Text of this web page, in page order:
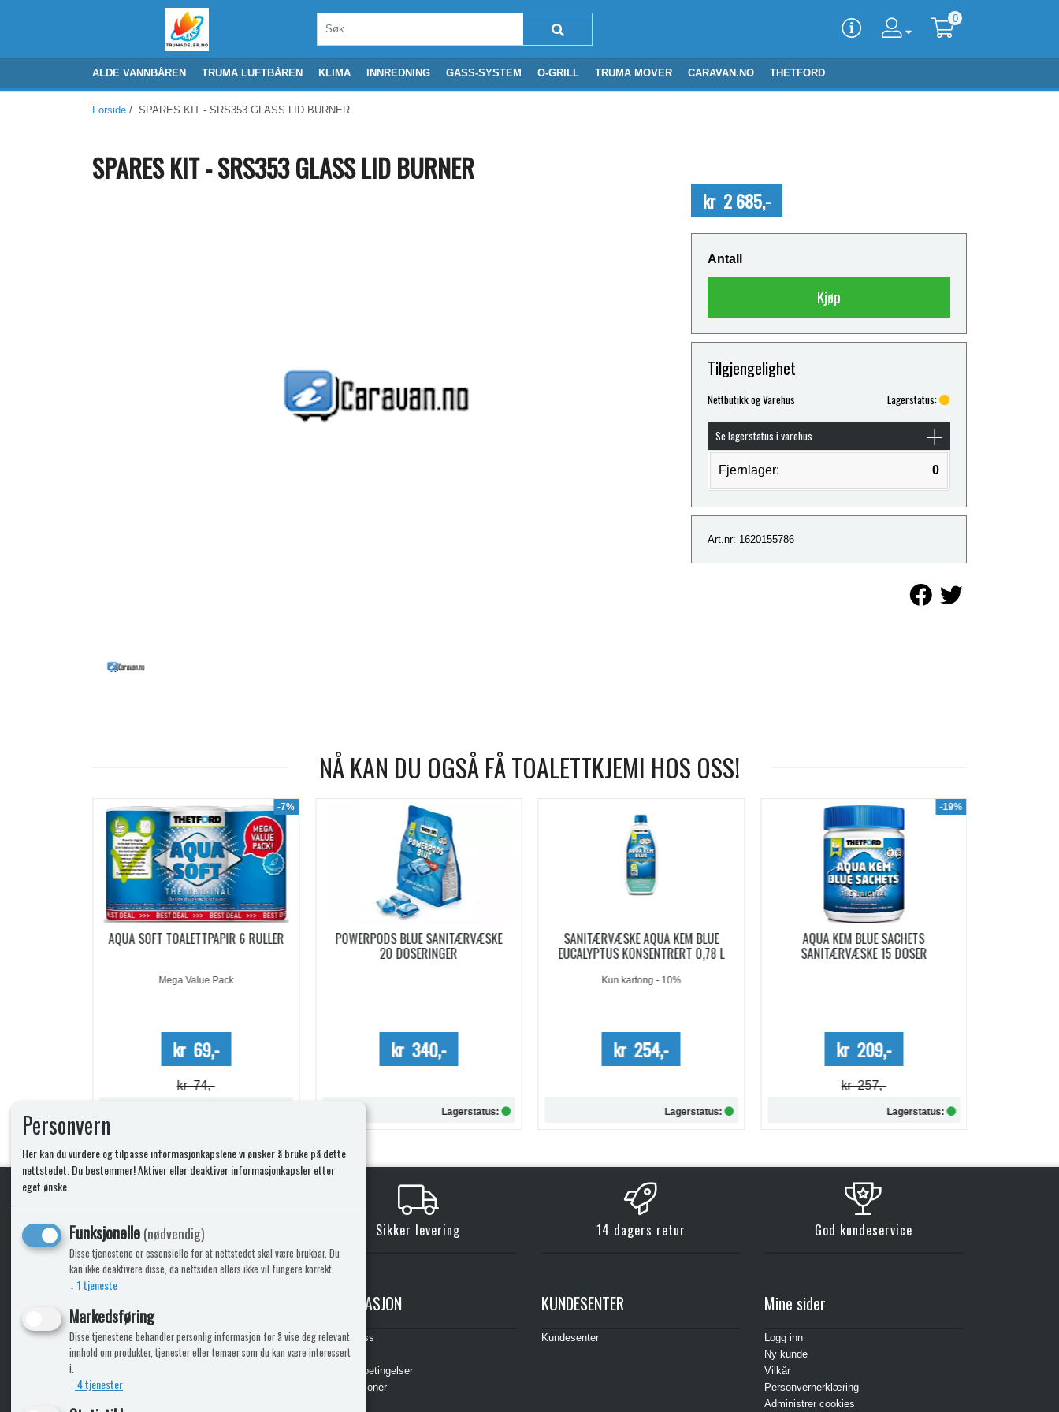
0
ALDE VANNBÅREN TRUMA LUFTBÅREN KLIMA INNREDNING GASS-SYSTEM O-GRILL TRUMA MOVER CARAVAN.NO THETFORD
Forside / SPARES KIT - SRS353 GLASS LID BURNER
SPARES KIT - SRS353 GLASS LID BURNER
kr 2 685,-
Antall
Kjøp
Tilgjengelighet
Nettbutikk og Varehus Lagerstatus:
Se lagerstatus i varehus
Fjernlager: 0
Art.nr: 1620155786
NÅ KAN DU OGSÅ FÅ TOALETTKJEMI HOS OSS!
-7%
AQUA SOFT TOALETTPAPIR 6 RULLER
Mega Value Pack
kr 69,-
kr 74,-
Kjøp
POWERPODS BLUE SANITÆRVÆSKE
20 DOSERINGER
kr 340,-
Lagerstatus:
SANITÆRVÆSKE AQUA KEM BLUE
EUCALYPTUS KONSENTRERT 0,78 L
Kun kartong - 10%
kr 254,-
Lagerstatus:
-19%
AQUA KEM BLUE SACHETS
SANITÆRVÆSKE 15 DOSER
kr 209,-
kr 257,-
Lagerstatus:
KLikk & hent Sikker levering 14 dagers retur God kundeservice
ICARAVANGRUPPEN
Bobilkjeden - iCaravan Tromsø
Caravan.no - når camping er livet
Fritidsvarehuset.no - barn og velvære
INFORMASJON
Kontakt oss
Cookies
Leveringsbetingelser
Reklamasjoner
KUNDESENTER
Kundesenter
Mine sider
Logg inn
Ny kunde
Vilkår
Personvernerklæring
Administrer cookies
Personvern
Her kan du vurdere og tilpasse informasjonkapslene vi ønsker å bruke på dette
nettstedet. Du bestemmer! Aktiver eller deaktiver informasjonkapsler etter
eget ønske.
Funksjonelle(nødvendig)
Disse tjenestene er essensielle for at nettstedet skal være brukbar. Du
kan ikke deaktivere disse, da nettsiden ellers ikke vil fungere korrekt.
↓ 1tjeneste
Markedsføring
Disse tjenestene behandler personlig informasjon for å vise deg relevant
innhold om produkter, tjenester eller temaer som du kan være interessert
i.
↓ 4tjenester